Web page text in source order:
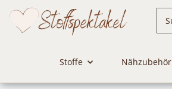
Stoffe Nähzubehör